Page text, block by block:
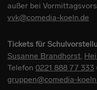
außer bei
vvk@comedia-koeln.de
Tickets für
Susanne Brandhorst
Telefon 0221 888 77 333
gruppen@comedia-